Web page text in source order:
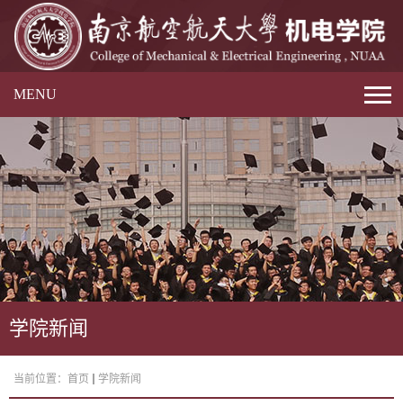
MENU
学院新闻
当前位置： 首页 学院新闻